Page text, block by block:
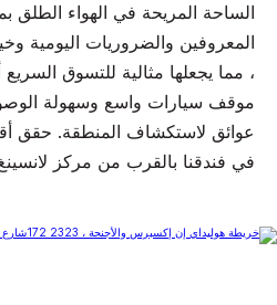
الساحة المريحة في الهواء الطلق
المعروفين والضروريات اليومية
، مما يجعلها مثالية للتسوق
موقف سيارات واسع وسهولة
عوائق لاستكشاف المنطقة. حقق
في فندقنا بالقرب من مركز